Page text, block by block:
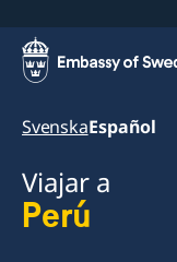
SvenskaEspañol
Viajar a
Perú